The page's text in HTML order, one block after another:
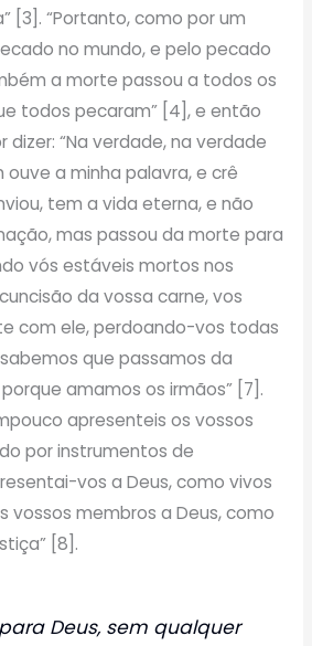
[3]. “Portanto, como por um
no mundo, e pelo pecado
a morte passou a todos os
todos pecaram” [4], e então
dizer: “Na verdade, na verdade
a minha palavra, e crê
tem a vida eterna, e não
mas passou da morte para
vós estáveis mortos nos
da vossa carne, vos
com ele, perdoando-vos todas
que passamos da
amamos os irmãos” [7].
apresenteis os vossos
por instrumentos de
vos a Deus, como vivos
vossos membros a Deus, como
[8].
Deus, sem qualquer